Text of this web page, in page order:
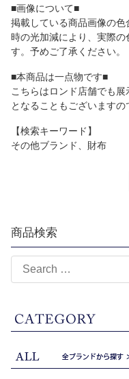
■画像について■
掲載している商品画像の
時の光加減により、実際
す。予めご了承ください。
■本商品は一点物です■
こちらはロンド店舗でも
となることもございますの
【検索キーワード】
その他ブランド、財布
商品検索